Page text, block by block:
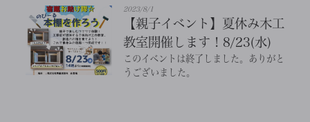
2023/8/1
【親子イベント】夏休み木工
教室開催します！8/23(水)
このイベントは終了しました。ありがと
うございました。